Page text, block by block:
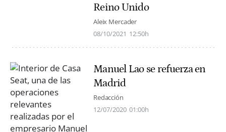
Reino Unido
Aleix Mercader
08/10/2021 12:50h
Manuel Lao se refuerza en
Madrid
Redacción
12/07/2020 01:00h